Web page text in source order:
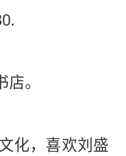
。
化，喜欢刘盛